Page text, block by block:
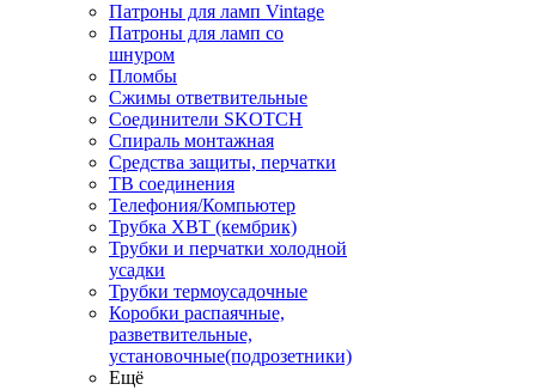
Патроны для ламп Vintage
Патроны для ламп со
шнуром
Пломбы
Сжимы ответвительные
Соединители SKOTCH
Спираль монтажная
Средства защиты, перчатки
ТВ соединения
Телефония/Компьютер
Трубка ХВТ (кембрик)
Трубки и перчатки холодной
усадки
Трубки термоусадочные
Коробки распаячные,
разветвительные,
установочные(подрозетники)
Ещё